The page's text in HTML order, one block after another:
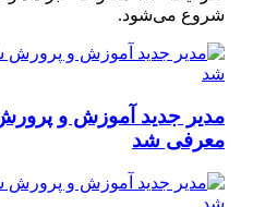
شروع می‌شود.
مدیر جدید آموزش و
معرفی شد